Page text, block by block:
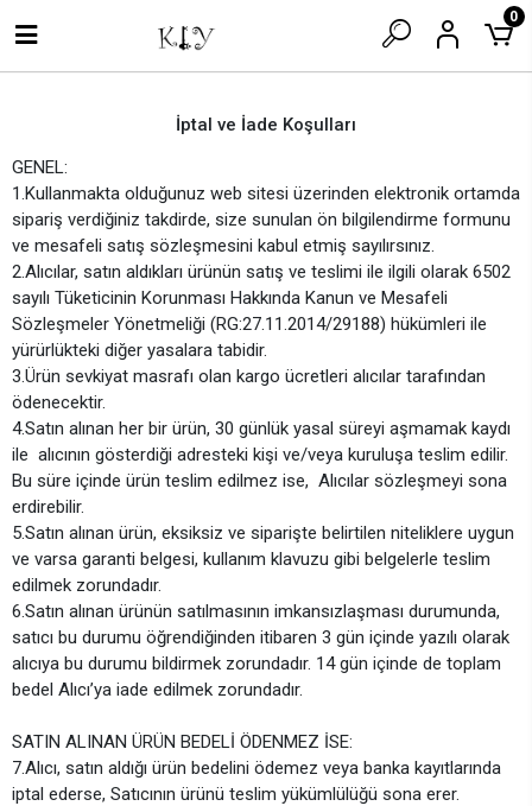
0
İptal ve İade Koşulları
GENEL:
1.Kullanmakta olduğunuz web sitesi üzerinden elektronik ortamda
sipariş verdiğiniz takdirde, size sunulan ön bilgilendirme formunu
ve mesafeli satış sözleşmesini kabul etmiş sayılırsınız.
2.Alıcılar, satın aldıkları ürünün satış ve teslimi ile ilgili olarak 6502
sayılı Tüketicinin Korunması Hakkında Kanun ve Mesafeli
Sözleşmeler Yönetmeliği (RG:27.11.2014/29188) hükümleri ile
yürürlükteki diğer yasalara tabidir.
3.Ürün sevkiyat masrafı olan kargo ücretleri alıcılar tarafından
ödenecektir.
4.Satın alınan her bir ürün, 30 günlük yasal süreyi aşmamak kaydı
ile alıcının gösterdiği adresteki kişi ve/veya kuruluşa teslim edilir.
Bu süre içinde ürün teslim edilmez ise, Alıcılar sözleşmeyi sona
erdirebilir.
5.Satın alınan ürün, eksiksiz ve siparişte belirtilen niteliklere uygun
ve varsa garanti belgesi, kullanım klavuzu gibi belgelerle teslim
edilmek zorundadır.
6.Satın alınan ürünün satılmasının imkansızlaşması durumunda,
satıcı bu durumu öğrendiğinden itibaren 3 gün içinde yazılı olarak
alıcıya bu durumu bildirmek zorundadır. 14 gün içinde de toplam
bedel Alıcı’ya iade edilmek zorundadır.
SATIN ALINAN ÜRÜN BEDELİ ÖDENMEZ İSE:
7.Alıcı, satın aldığı ürün bedelini ödemez veya banka kayıtlarında
iptal ederse, Satıcının ürünü teslim yükümlülüğü sona erer.